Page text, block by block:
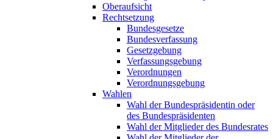
Oberaufsicht
Rechtsetzung
Bundesgesetze
Bundesverfassung
Gesetzgebung
Verfassungsgebung
Verordnungen
Verordnungsgebung
Wahlen
Wahl der Bundespräsidentin oder
des Bundespräsidenten
Wahl der Mitglieder des Bundesrates